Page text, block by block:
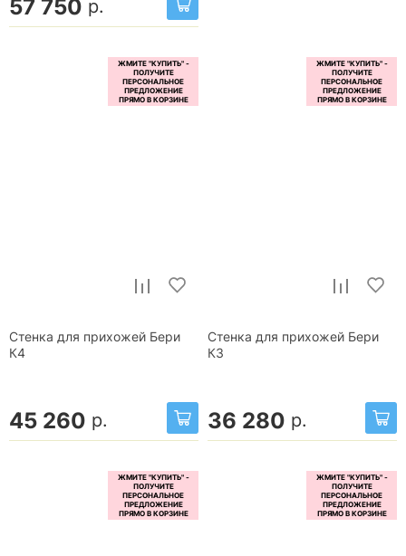
57 750 р.
Стенка для прихожей Бери
К4
45 260 р.
Стенка для прихожей Бери
К3
36 280 р.